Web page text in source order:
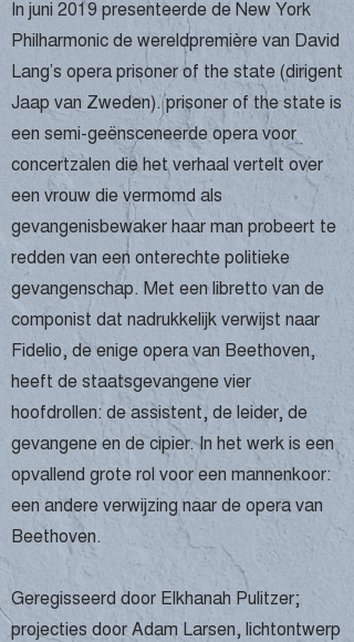
In juni 2019 presenteerde de New York
Philharmonic de wereldpremière van David
Lang’s opera prisoner of the state (dirigent
Jaap van Zweden). prisoner of the state is
een semi-geënsceneerde opera voor
concertzalen die het verhaal vertelt over
een vrouw die vermomd als
gevangenisbewaker haar man probeert te
redden van een onterechte politieke
gevangenschap. Met een libretto van de
componist dat nadrukkelijk verwijst naar
Fidelio, de enige opera van Beethoven,
heeft de staatsgevangene vier
hoofdrollen: de assistent, de leider, de
gevangene en de cipier. In het werk is een
opvallend grote rol voor een mannenkoor:
een andere verwijzing naar de opera van
Beethoven.
Geregisseerd door Elkhanah Pulitzer;
projecties door Adam Larsen, lichtontwerp